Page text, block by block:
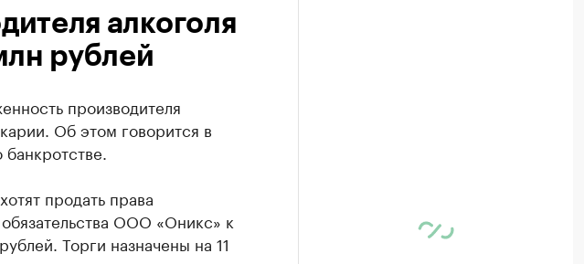
алкоголя
рублей
производителя
Об этом говорится в
продать права
ООО «Оникс» к
Торги назначены на 11